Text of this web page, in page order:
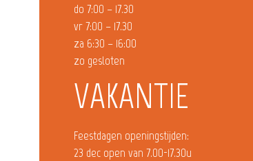
do 7:00 – 17.30
vr 7:00 – 17.30
za 6:30 – 16:00
zo gesloten
VAKANTIE
Feestdagen openingstijden:
23 dec open van 7.00-17.30u